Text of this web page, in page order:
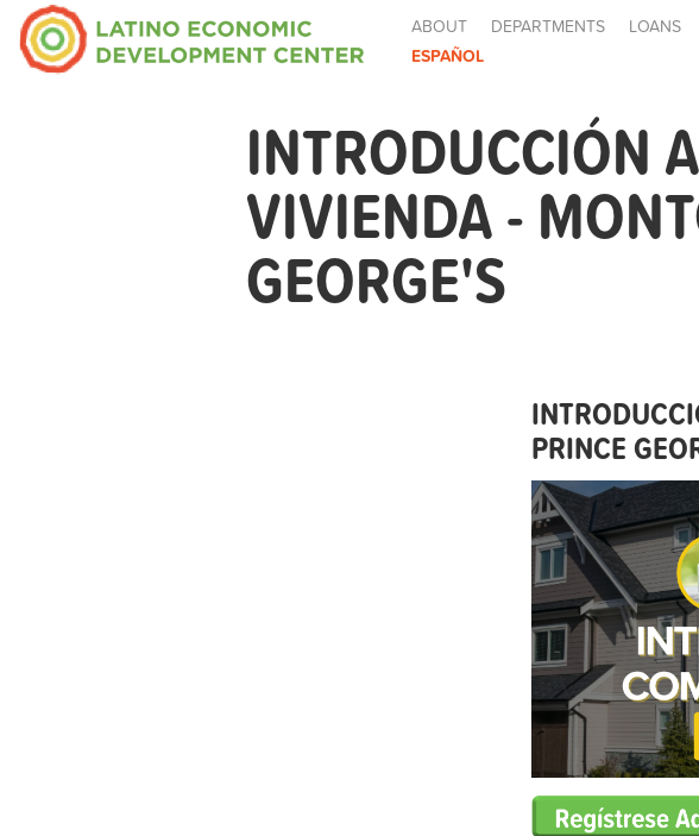
ABOUT DEPARTMENTS LOANS
ESPAÑOL
INTRODUCCIÓN
VIVIENDA -
GEORGE'S
PRINCE